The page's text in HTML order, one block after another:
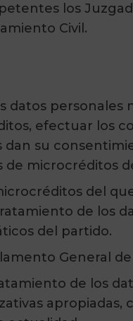
los
Civil.
datos personales
efectuar los
dan su
microcréditos
del
de los
del partido.
General
de los
apropiadas,